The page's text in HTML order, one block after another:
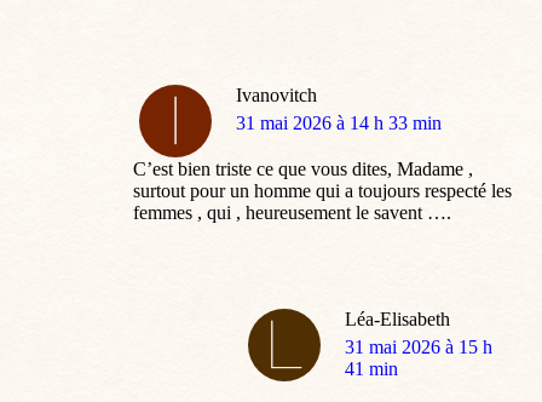
Ivanovitch
dit
31 mai 2026 à 14 h 33 min
C’est bien triste ce que vous dites, Madame ,
surtout pour un homme qui a toujours respecté les
femmes , qui , heureusement le savent ….
Léa-Elisabeth
dit
:
31 mai 2026 à 15 h
41 min